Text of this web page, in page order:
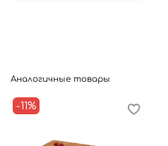
Аналогичные товары
-11%